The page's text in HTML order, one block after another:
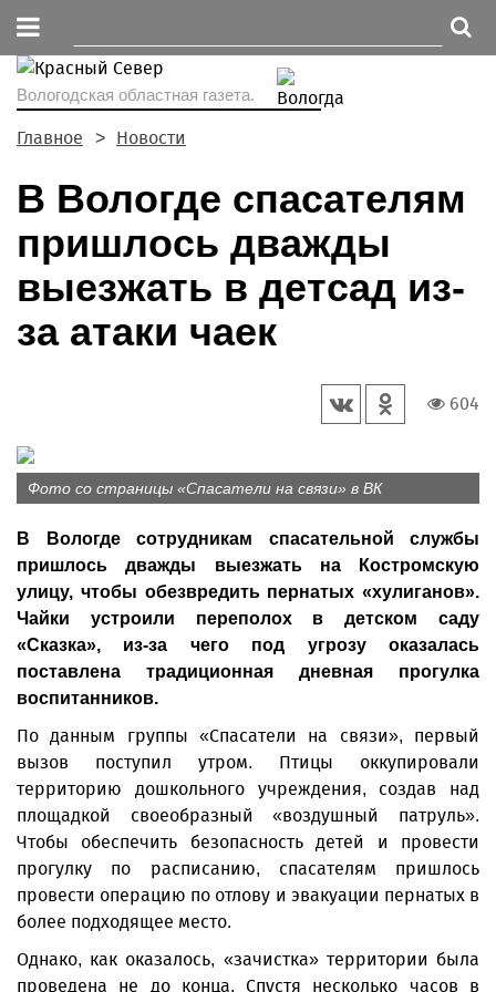
Вологодская областная газета.
Главное Новости
В Вологде спасателям
пришлось дважды
выезжать в детсад из-
за атаки чаек
604
Фото со страницы «Спасатели на связи» в ВК
В Вологде сотрудникам спасательной службы
пришлось дважды выезжать на Костромскую
улицу, чтобы обезвредить пернатых «хулиганов».
Чайки устроили переполох в детском саду
«Сказка», из-за чего под угрозу оказалась
поставлена традиционная дневная прогулка
воспитанников.
По данным группы «Спасатели на связи», первый
вызов поступил утром. Птицы оккупировали
территорию дошкольного учреждения, создав над
площадкой своеобразный «воздушный патруль».
Чтобы обеспечить безопасность детей и провести
прогулку по расписанию, спасателям пришлось
провести операцию по отлову и эвакуации пернатых в
более подходящее место.
Однако, как оказалось, «зачистка» территории была
проведена не до конца. Спустя несколько часов в